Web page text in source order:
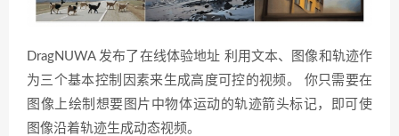
DragNUWA 发布了在线体验地址 利用文本、图像和轨迹作
为三个基本控制因素来生成高度可控的视频。
你只需要在
图像上绘制想要图片中物体运动的轨迹箭头标记，即可使
图像沿着轨迹生成动态视频。